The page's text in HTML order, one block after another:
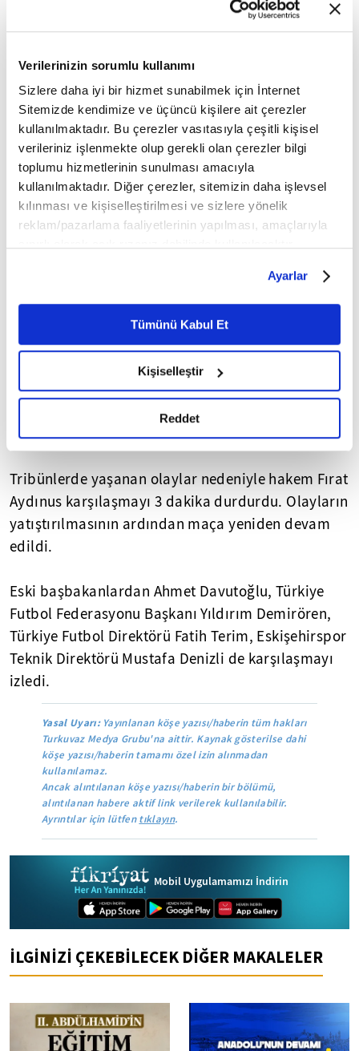
Verilerinizin sorumlu kullanımı
Sizlere daha iyi bir hizmet sunabilmek için İnternet
Sitemizde kendimize ve üçüncü kişilere ait çerezler
kullanılmaktadır. Bu çerezler vasıtasıyla çeşitli kişisel
verileriniz işlenmekte olup gerekli olan çerezler bilgi
toplumu hizmetlerinin sunulması amacıyla
kullanılmaktadır. Diğer çerezler, sitemizin daha işlevsel
kılınması ve kişiselleştirilmesi ve sizlere yönelik
reklam/pazarlama faaliyetlerinin yapılması, amaçlarıyla
belirleyebilirsiniz. Çerezlere ilişkin detaylı bilgi için
Ayarlar butonuna tıklayabilir,Çerez Bilgilendirme
Metnimizi ziyaret edebilirsiniz.
6698 sayılı Kişisel Verilerin Korunması Kanunu uyarınca
okumak ve sitemizi ziyaretiniz kapsamında
gerçekleştirilen veri işleme faaliyetleri ile ilgili daha
detaylı bilgi almak için lütfentıklayınız.
Ayarlar
Tümünü Kabul Et
Kişiselleştir
Reddet
açıklamaya göre, Cumhurbaşkanı Erdoğan, Atiker
Konyaspor Futbol Takımı’nın Ziraat Türkiye
Ahmet Şan’a tebrik telgrafı gönderdi.
Tribünde yaşanan olaylar
Maçın ilk yarısında saha olayları çıktı.
Karşılaşmanın 32. dakikasında Medipol Başakşehir
taraftarlarının bulunduğu kale arkası tribününde
olaylar meydana geldi.
İki katlı tribünün üst katında bulunan Medipol
Başakşehir taraftarlarıyla alt katta yer alan
Eskişehirspor taraftarları birbirlerine yanıcı ve
patlayıcı maddeler attı. Güvenlik güçlerinin
müdahalesiyle alt kattaki tribün boşaltıldı. Siyah-
kırmızılı taraftarlar polis eşliğinde Atiker
Konyaspor taraftarlarının bulunduğu tribünlere
alındı.
Tribünlerde yaşanan olaylar nedeniyle hakem Fırat
Aydınus karşılaşmayı 3 dakika durdurdu. Olayların
yatıştırılmasının ardından maça yeniden devam
edildi.
Eski başbakanlardan Ahmet Davutoğlu, Türkiye
Futbol Federasyonu Başkanı Yıldırım Demirören,
Türkiye Futbol Direktörü Fatih Terim, Eskişehirspor
Teknik Direktörü Mustafa Denizli de karşılaşmayı
izledi.
Yasal Uyarı:Yayınlanan köşe yazısı/haberin tüm hakları
Turkuvaz Medya Grubu'na aittir. Kaynak gösterilse dahi
köşe yazısı/haberin tamamı özel izin alınmadan
kullanılamaz.
Ancak alıntılanan köşe yazısı/haberin bir bölümü,
alıntılanan habere aktif link verilerek kullanılabilir.
Ayrıntılar için lütfentıklayın.
Mobil Uygulamamızı İndirin
İLGİNİZİ ÇEKEBİLECEK DİĞER MAKALELER